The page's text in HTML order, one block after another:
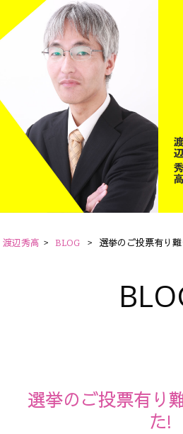
渡辺秀高 > BLOG > 選挙のご投票有り
選挙のご投票有り
た!